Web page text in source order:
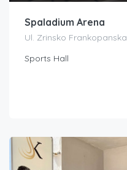
Spaladium Arena
Ul. Zrinsko
Sports Hall